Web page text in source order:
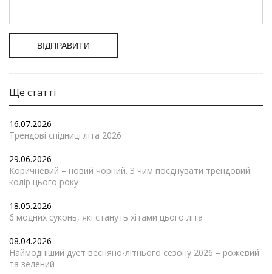
ВІДПРАВИТИ
Ще статті
16.07.2026
Трендові спідниці літа 2026
29.06.2026
Коричневий – новий чорний. З чим поєднувати трендовий
колір цього року
18.05.2026
6 модних суконь, які стануть хітами цього літа
08.04.2026
Наймодніший дует весняно-літнього сезону 2026 – рожевий
та зелений